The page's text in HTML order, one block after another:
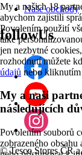
My a našich 18
abychom zajistili
Povolením použití
také
jen nezbytné
rozhodnutí můžete
údajů nebo kliknutím
My a naši
následujících
Povolením souborů
zobrazeného
Naše obchody
followUs
©Tesco Stores ČR